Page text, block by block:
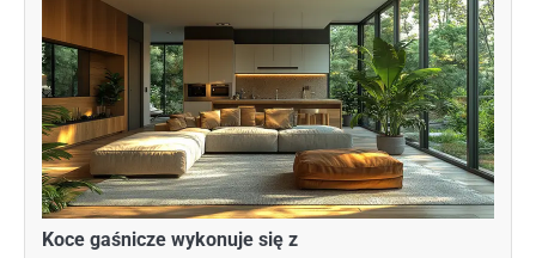
Koce gaśnicze wykonuje się z